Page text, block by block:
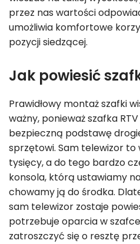
przez nas wartości
umożliwia komfortowe
pozycji siedzącej.
Jak powiesić
Prawidłowy montaż szafki
ważny, ponieważ szafka
bezpieczną podstawę
sprzętowi. Sam telewizor
tysięcy, a do tego bardzo
konsola, którą ustawiamy
chowamy ją do środka.
sam telewizor zostaje
potrzebuje oparcia w
zatroszczyć się o resztę